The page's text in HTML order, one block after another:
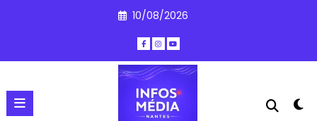
10/08/2026